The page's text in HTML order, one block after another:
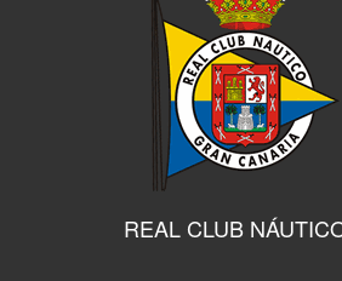
REAL CLUB